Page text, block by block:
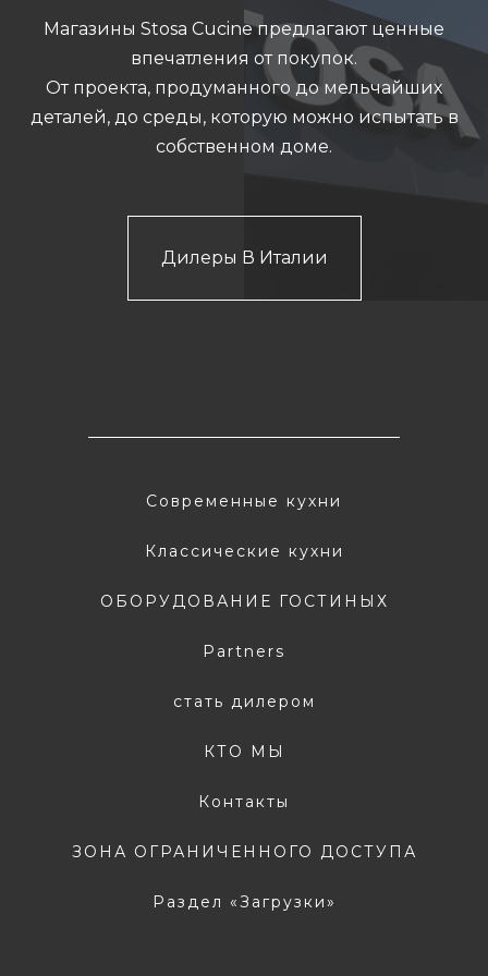
Магазины Stosa Cucine предлагают ценные
впечатления от покупок.
От проекта, продуманного до мельчайших
деталей, до среды, которую можно испытать в
собственном доме.
Дилеры В Италии
Современные кухни
Классические кухни
ОБОРУДОВАНИЕ ГОСТИНЫХ
Partners
стать дилером
КТО МЫ
Контакты
ЗОНА ОГРАНИЧЕННОГО ДОСТУПА
Раздел «Загрузки»